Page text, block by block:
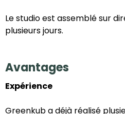
Le studio est assemblé sur
plusieurs jours.
Avantages
Expérience
Greenkub a déjà réalisé